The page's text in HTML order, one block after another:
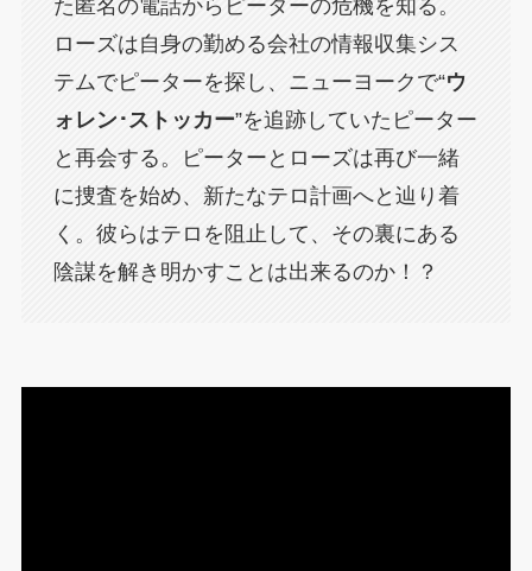
た匿名の電話からピーターの危機を知る。
ローズは自身の勤める会社の情報収集シス
テムでピーターを探し、ニューヨークで“ウ
ォレン･ストッカー”を追跡していたピーター
と再会する。ピーターとローズは再び一緒
に捜査を始め、新たなテロ計画へと辿り着
く。彼らはテロを阻止して、その裏にある
陰謀を解き明かすことは出来るのか！？